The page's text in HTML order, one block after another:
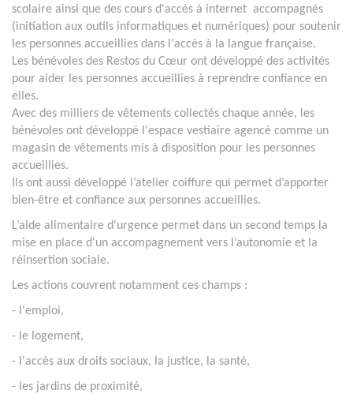
scolaire ainsi que des cours d'accès à internet accompagnés
(initiation aux outils informatiques et numériques) pour soutenir
les personnes accueillies dans l'accès à la langue française.
Les bénévoles des Restos du Cœur ont développé des activités
pour aider les personnes accueillies à reprendre confiance en
elles.
Avec des milliers de vêtements collectés chaque année, les
bénévoles ont développé l'espace vestiaire agencé comme un
magasin de vêtements mis à disposition pour les personnes
accueillies.
Ils ont aussi développé l’atelier coiffure qui permet d’apporter
bien-être et confiance aux personnes accueillies.
L’aide alimentaire d'urgence permet dans un second temps la
mise en place d'un accompagnement vers l’autonomie et la
réinsertion sociale.
Les actions couvrent notamment ces champs :
- l'emploi,
- le logement,
- l'accès aux droits sociaux, la justice, la santé,
- les jardins de proximité,